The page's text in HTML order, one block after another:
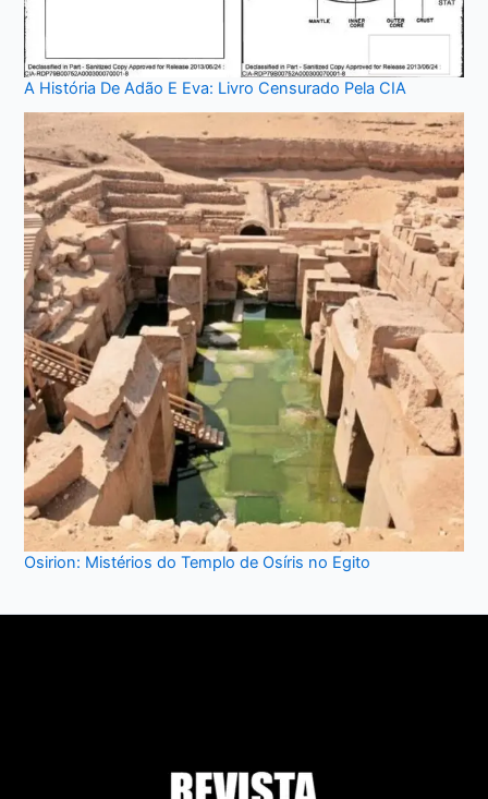
A História De Adão E Eva: Livro Censurado Pela CIA
Osirion: Mistérios do Templo de Osíris no Egito